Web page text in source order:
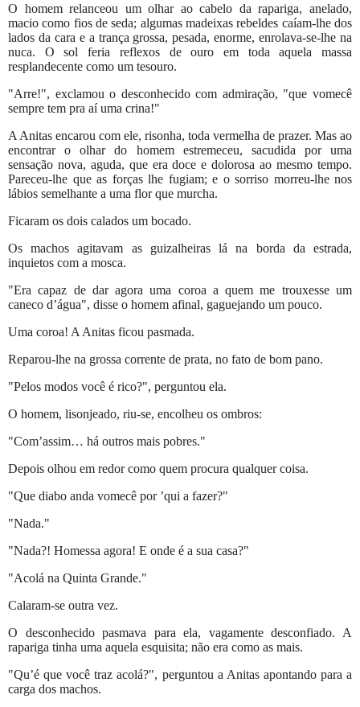
O homem relanceou um olhar ao cabelo da rapariga, anelado,
macio como fios de seda; algumas madeixas rebeldes caíam-lhe dos
lados da cara e a trança grossa, pesada, enorme, enrolava-se-lhe na
nuca. O sol feria reflexos de ouro em toda aquela massa
resplandecente como um tesouro.
"Arre!", exclamou o desconhecido com admiração, "que vomecê
sempre tem pra aí uma crina!"
A Anitas encarou com ele, risonha, toda vermelha de prazer. Mas ao
encontrar o olhar do homem estremeceu, sacudida por uma
sensação nova, aguda, que era doce e dolorosa ao mesmo tempo.
Pareceu-lhe que as forças lhe fugiam; e o sorriso morreu-lhe nos
lábios semelhante a uma flor que murcha.
Ficaram os dois calados um bocado.
Os machos agitavam as guizalheiras lá na borda da estrada,
inquietos com a mosca.
"Era capaz de dar agora uma coroa a quem me trouxesse um
caneco d’água", disse o homem afinal, gaguejando um pouco.
Uma coroa! A Anitas ficou pasmada.
Reparou-lhe na grossa corrente de prata, no fato de bom pano.
"Pelos modos você é rico?", perguntou ela.
O homem, lisonjeado, riu-se, encolheu os ombros:
"Com’assim… há outros mais pobres."
Depois olhou em redor como quem procura qualquer coisa.
"Que diabo anda vomecê por ’qui a fazer?"
"Nada."
"Nada?! Homessa agora! E onde é a sua casa?"
"Acolá na Quinta Grande."
Calaram-se outra vez.
O desconhecido pasmava para ela, vagamente desconfiado. A
rapariga tinha uma aquela esquisita; não era como as mais.
"Qu’é que você traz acolá?", perguntou a Anitas apontando para a
carga dos machos.